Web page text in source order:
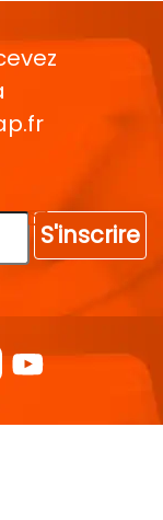
S'inscrire